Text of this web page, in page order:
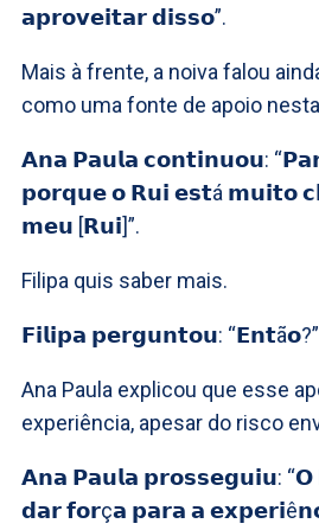
𝗮𝗽𝗿𝗼𝘃𝗲𝗶𝘁𝗮𝗿 𝗱𝗶𝘀𝘀𝗼”.
Mais à frente, a noiva falou
como uma fonte de apoio
𝗔𝗻𝗮 𝗣𝗮𝘂𝗹𝗮 𝗰𝗼𝗻𝘁𝗶𝗻𝘂𝗼𝘂:
𝗽𝗼𝗿𝗾𝘂𝗲 𝗼 𝗥𝘂𝗶 𝗲𝘀𝘁á 𝗺𝘂𝗶𝘁𝗼
𝗺𝗲𝘂 [𝗥𝘂𝗶]”.
Filipa quis saber mais.
𝗙𝗶𝗹𝗶𝗽𝗮 𝗽𝗲𝗿𝗴𝘂𝗻𝘁𝗼𝘂:
Ana Paula explicou que esse
experiência, apesar do risco
𝗔𝗻𝗮 𝗣𝗮𝘂𝗹𝗮 𝗽𝗿𝗼𝘀𝘀𝗲𝗴𝘂𝗶𝘂:
𝗱𝗮𝗿 𝗳𝗼𝗿ç𝗮 𝗽𝗮𝗿𝗮 𝗮